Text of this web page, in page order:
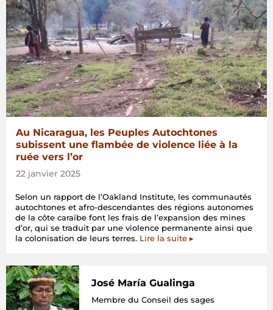
Au Nicaragua, les Peuples Autochtones
subissent une flambée de violence liée à la
ruée vers l’or
22 janvier 2025
Selon un rapport de l’Oakland Institute, les communautés
autochtones et afro-descendantes des régions autonomes
de la côte caraïbe font les frais de l’expansion des mines
d’or, qui se traduit par une violence permanente ainsi que
la colonisation de leurs terres. Lire la suite ▸
José María Gualinga
Membre du Conseil des sages